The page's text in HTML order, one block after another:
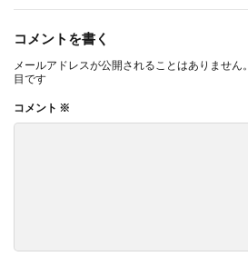
コメントを書く
メールアドレスが公開されることはありません。
目です
コメント ※